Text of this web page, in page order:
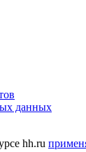
данных
hh.ru